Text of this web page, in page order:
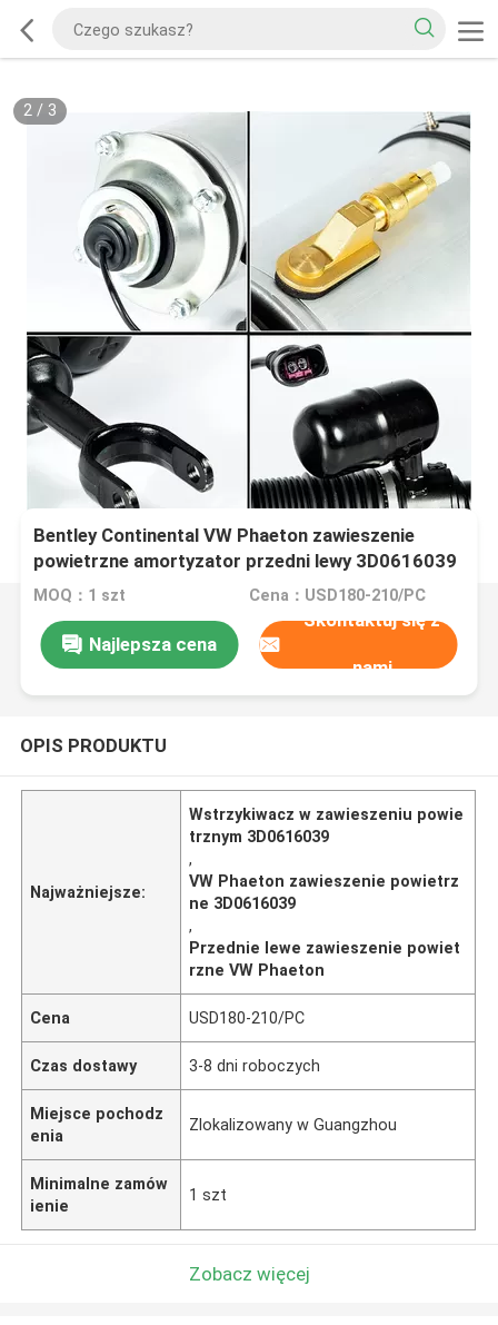
2/ 3
Bentley Continental VW Phaeton zawieszenie
powietrzne amortyzator przedni lewy 3D0616039
MOQ：1 szt Cena：USD180-210/PC
Najlepsza cena
Skontaktuj się z
nami
OPIS PRODUKTU
Najważniejsze:
Wstrzykiwacz w zawieszeniu powie
trznym 3D0616039
,
VW Phaeton zawieszenie powietrz
ne 3D0616039
,
Przednie lewe zawieszenie powiet
rzne VW Phaeton
Cena USD180-210/PC
Czas dostawy 3-8 dni roboczych
Miejsce pochodz
enia
Zlokalizowany w Guangzhou
Minimalne zamów
ienie
1 szt
Zobacz więcej